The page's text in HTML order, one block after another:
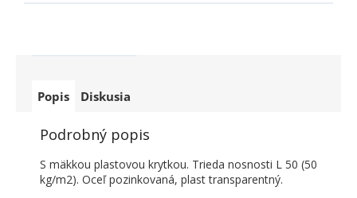
Popis Diskusia
Podrobný popis
S mäkkou plastovou krytkou. Trieda nosnosti L 50 (50
kg/m2). Oceľ pozinkovaná, plast transparentný.